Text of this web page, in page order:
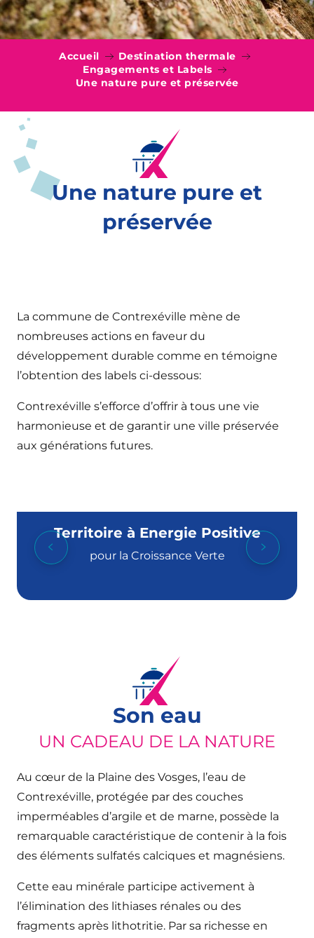
Accueil
Destination thermale
Engagements et Labels
Une nature pure et préservée
Une nature pure et
préservée
La commune de Contrexéville mène de
nombreuses actions en faveur du
développement durable comme en témoigne
l’obtention des labels ci-dessous:
Contrexéville s’efforce d’offrir à tous une vie
harmonieuse et de garantir une ville préservée
aux générations futures.
Territoire à Energie Positive
pour la Croissance Verte
Son eau
UN CADEAU DE LA NATURE
Au cœur de la Plaine des Vosges, l’eau de
Contrexéville, protégée par des couches
imperméables d’argile et de marne, possède la
remarquable caractéristique de contenir à la fois
des éléments sulfatés calciques et magnésiens.
Cette eau minérale participe activement à
l’élimination des lithiases rénales ou des
fragments après lithotritie. Par sa richesse en